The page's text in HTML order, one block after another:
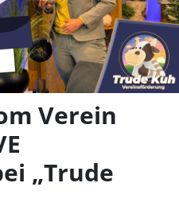
Video
Verein
„Trude